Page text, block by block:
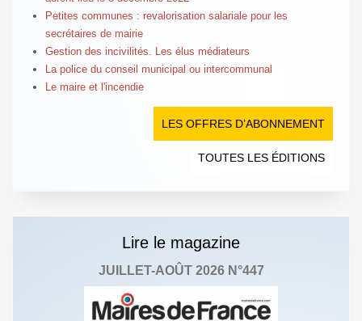
Petites communes : revalorisation salariale pour les
secrétaires de mairie
Gestion des incivilités. Les élus médiateurs
La police du conseil municipal ou intercommunal
Le maire et l'incendie
LES OFFRES D’ABONNEMENT
TOUTES LES ÉDITIONS
Lire le magazine
JUILLET-AOÛT 2026 N°447